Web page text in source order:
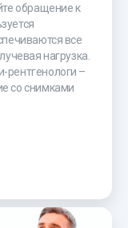
обращение к
все
нагрузка.
рентгенологи –
со снимками